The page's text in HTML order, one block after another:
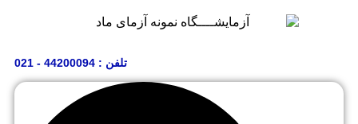
تلفن : 44200094 - 021